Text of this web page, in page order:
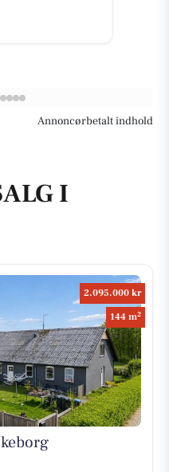
Annoncørbetalt indhold
I
2.095.000 kr
144 m2